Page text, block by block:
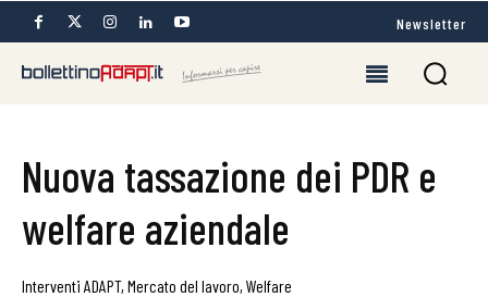
Newsletter
Nuova tassazione dei PDR e
welfare aziendale
Interventi ADAPT, Mercato del lavoro, Welfare